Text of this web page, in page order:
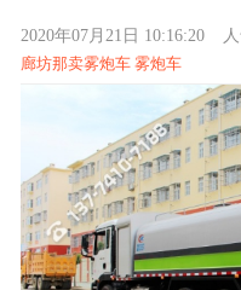
2020年07月21日 10:16:20
廊坊那卖雾炮车 雾炮车